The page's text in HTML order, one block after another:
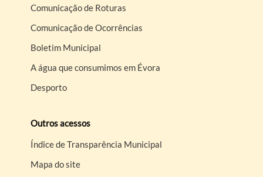
Comunicação de Roturas
Comunicação de Ocorrências
Boletim Municipal
A água que consumimos em Évora
Desporto
Outros acessos
Índice de Transparência Municipal
Mapa do site